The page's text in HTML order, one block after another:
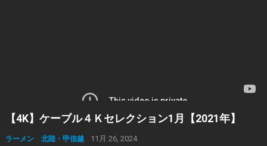
【4K】ケーブル４Ｋセレクション1月【2021年】
ラーメン 北陸・甲信越 11月 26, 2024